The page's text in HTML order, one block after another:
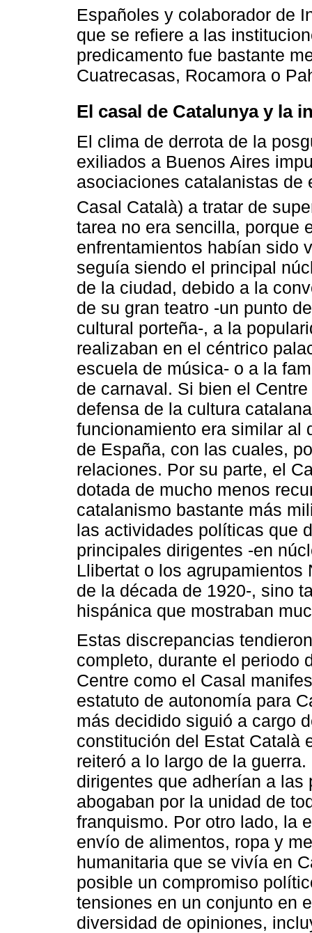
Españoles y colaborador de
que se refiere a las
predicamento fue bastante
Cuatrecasas, Rocamora o
El casal de Catalunya y la
El clima de derrota de la
exiliados a Buenos Aires
asociaciones catalanistas de
Casal Català) a tratar de
tarea no era sencilla, porque
enfrentamientos habían sido
seguía siendo el principal
de la ciudad, debido a la
de su gran teatro -un punto
cultural porteña-, a la
realizaban en el céntrico
escuela de música- o a la
de carnaval. Si bien el
defensa de la cultura
funcionamiento era similar al
de España, con las cuales,
relaciones. Por su parte, el
dotada de mucho menos
catalanismo bastante más
las actividades políticas que
principales dirigentes -en
Llibertat o los
de la década de 1920-, sino
hispánica que mostraban
Estas discrepancias
completo, durante el periodo
Centre como el Casal
estatuto de autonomía para
más decidido siguió a cargo
constitución del Estat Català
reiteró a lo largo de la
dirigentes que adherían a
abogaban por la unidad de
franquismo. Por otro lado, la
envío de alimentos, ropa y
humanitaria que se vivía en
posible un compromiso
tensiones en un conjunto en
diversidad de opiniones,